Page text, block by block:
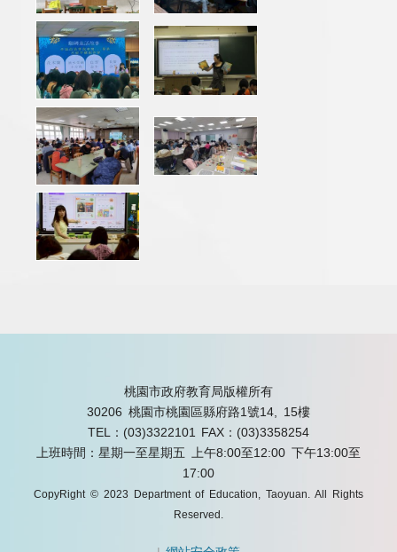
桃園市政府教育局版權所有
30206 桃園市桃園區縣府路1號14, 15樓
TEL：(03)3322101
FAX：(03)3358254
上班時間：星期一至星期五 上午8:00至12:00 下午13:00至
17:00
CopyRight © 2023 Department of Education, Taoyuan. All Rights
Reserved.